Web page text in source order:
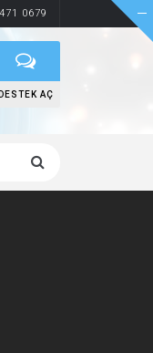
0679
DESTEK AÇ